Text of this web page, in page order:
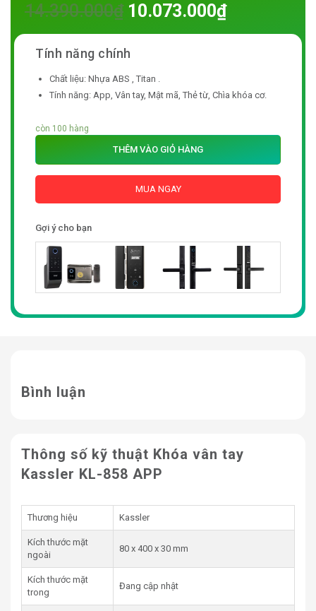
14.390.000₫ 10.073.000₫
Chất liệu: Nhựa ABS , Titan .
Tính năng: App, Vân tay, Mật mã, Thẻ từ, Chìa khóa cơ.
còn 100 hàng
THÊM VÀO GIỎ HÀNG
MUA NGAY
Gợi ý cho bạn
Bình luận
Thông số kỹ thuật Khóa vân tay
Kassler KL-858 APP
Thương hiệu Kassler
Kích thước mặt
ngoài
80 x 400 x 30 mm
Kích thước mặt
trong
Đang cập nhật